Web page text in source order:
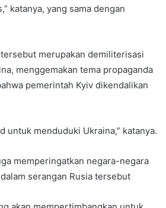
katanya, yang sama dengan
merupakan demiliterisasi
menggemakan tema propaganda
pemerintah Kyiv dikendalikan
untuk menduduki Ukraina,” katanya.
memperingatkan negara-negara
serangan Rusia tersebut